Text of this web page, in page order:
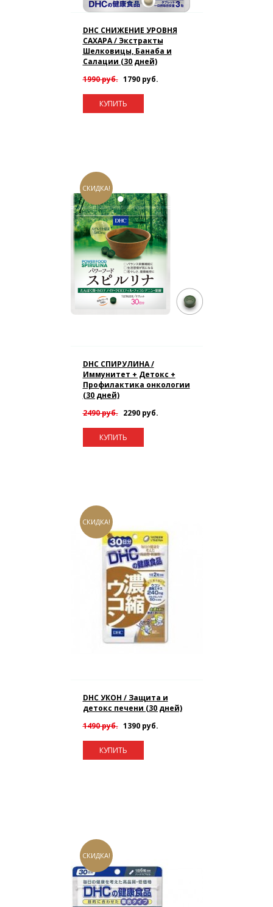
DHC СНИЖЕНИЕ УРОВНЯ
САХАРА / Экстракты
Шелковицы, Банаба и
Салации (30 дней)
1990 руб. 1790 руб.
КУПИТЬ
СКИДКА!
DHC СПИРУЛИНА /
Иммунитет + Детокс +
Профилактика онкологии
(30 дней)
2490 руб. 2290 руб.
КУПИТЬ
СКИДКА!
DHC УКОН / Защита и
детокс печени (30 дней)
1490 руб. 1390 руб.
КУПИТЬ
СКИДКА!